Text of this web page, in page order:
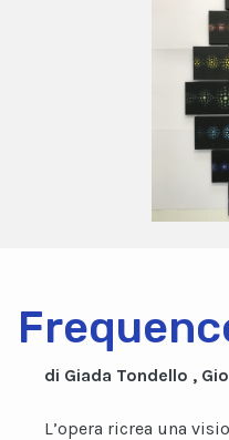
di Giada Tondello ,
L’opera ricrea una